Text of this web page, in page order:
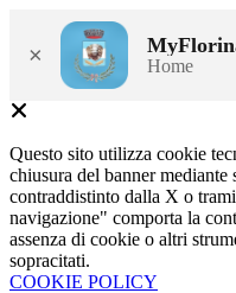
× Home
Questo sito utilizza cookie
chiusura del banner
contraddistinto dalla X o
navigazione" comporta la
assenza di cookie o altri
sopracitati.
COOKIE POLICY